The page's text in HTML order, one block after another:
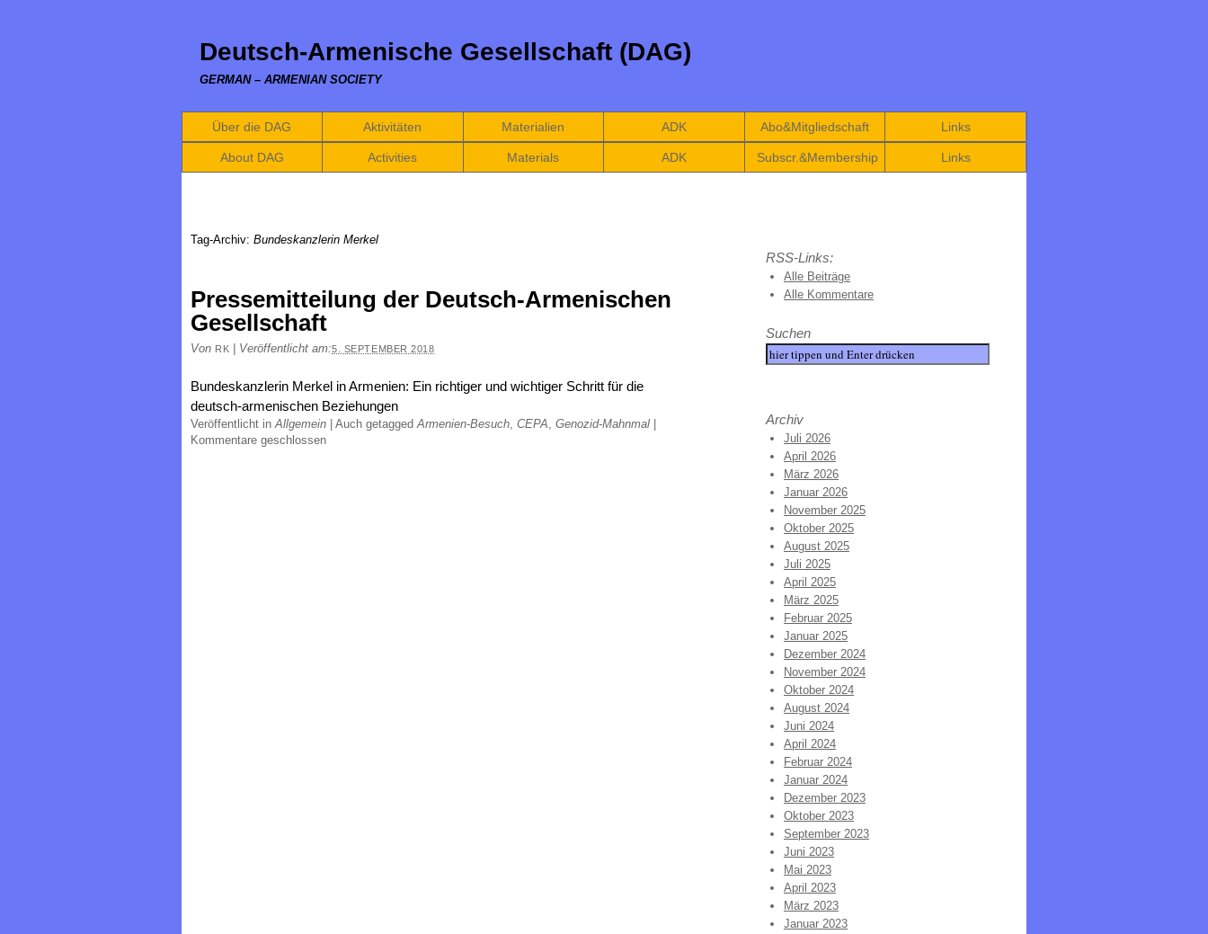
Deutsch-Armenische Gesellschaft (DAG)
GERMAN – ARMENIAN SOCIETY
Über die DAG Aktivitäten Materialien ADK Abo&Mitgliedschaft Links
About DAG Activities Materials ADK Subscr.&Membership Links
Tag-Archiv: Bundeskanzlerin Merkel
Pressemitteilung der Deutsch-Armenischen
Gesellschaft
Von RK Veröffentlicht am:5. SEPTEMBER 2018
Bundeskanzlerin Merkel in Armenien: Ein richtiger und wichtiger Schritt für die
deutsch-armenischen Beziehungen
Veröffentlicht inAllgemein Auch getaggedArmenien-Besuch, CEPA, Genozid-Mahnmal
Kommentare geschlossen
RSS-Links:
Alle Beiträge
Alle Kommentare
Suchen
Archiv
Juli 2026
April 2026
März 2026
Januar 2026
November 2025
Oktober 2025
August 2025
Juli 2025
April 2025
März 2025
Februar 2025
Januar 2025
Dezember 2024
November 2024
Oktober 2024
August 2024
Juni 2024
April 2024
Februar 2024
Januar 2024
Dezember 2023
Oktober 2023
September 2023
Juni 2023
Mai 2023
April 2023
März 2023
Januar 2023